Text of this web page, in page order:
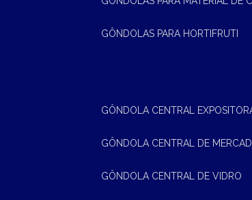
GÔNDOLAS PARA HORTIFRUTI
GÔNDOLA CENTRAL
GÔNDOLA CENTRAL DE
GÔNDOLA CENTRAL DE VIDRO